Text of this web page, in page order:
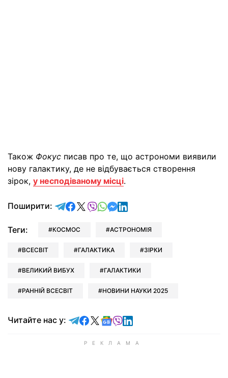
Також Фокус писав про те, що астрономи виявили
нову галактику, де не відбувається створення
зірок, у несподіваному місці.
Поширити: відправити у Telegram
поділитись у Facebook
поділитись у X
відправити у Viber
відправити у Whatsapp
відправити у Messenger
відправити у LinkedIn
Теги: КОСМОС АСТРОНОМІЯ
ВСЕСВІТ ГАЛАКТИКА ЗІРКИ
ВЕЛИКИЙ ВИБУХ ГАЛАКТИКИ
РАННІЙ ВСЕСВІТ НОВИНИ НАУКИ 2025
Читайте нас у: Читайте у Telegram
Читайте у Facebook
Читайте у X
Читайте у Google news
Читайте у Viber
Читайте у LinkedIn